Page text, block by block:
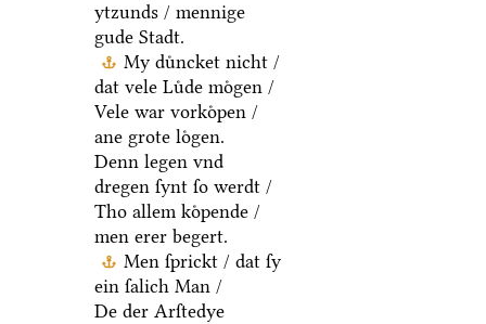
ytzunds / mennige
gude Stadt.
My duͤncket nicht /
dat vele Luͤde moͤgen /
Vele war vorkoͤpen /
ane grote loͤgen.
Denn legen vnd
dregen ſynt ſo werdt /
Tho allem koͤpende /
men erer begert.
Men ſprickt / dat ſy
ein ſalich Man /
De der Arſtedye